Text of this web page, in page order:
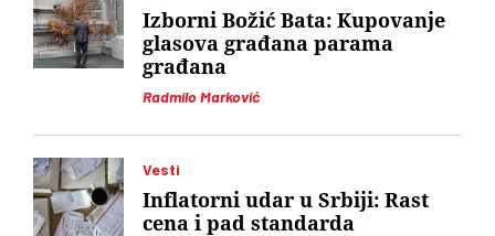
Radmilo Marković
Izborni Božić Bata: Kupovanje
glasova građana parama
građana
Vesti
Inflatorni udar u Srbiji: Rast
cena i pad standarda